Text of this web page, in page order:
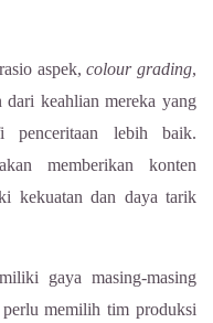
aspek,colour grading,
dari keahlian mereka yang
penceritaan lebih baik.
memberikan konten
kekuatan dan daya tarik
gaya masing-masing
memilih tim produksi